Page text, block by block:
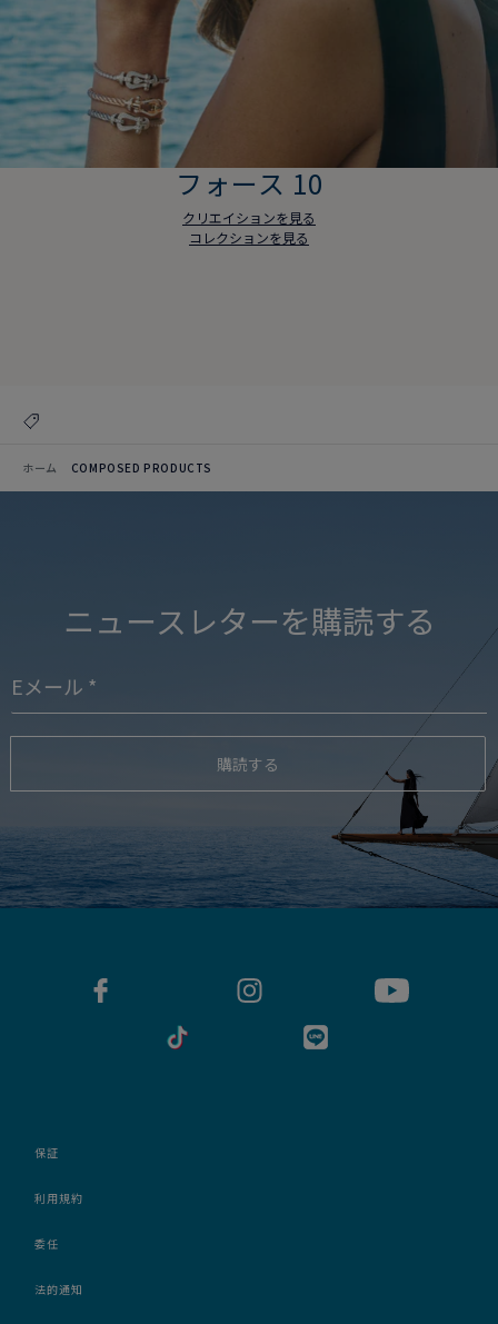
フォース 10
クリエイションを見る
コレクションを見る
ホーム COMPOSED PRODUCTS
ニュースレターを購読する
購読する
保証
利用規約
委任
法的通知